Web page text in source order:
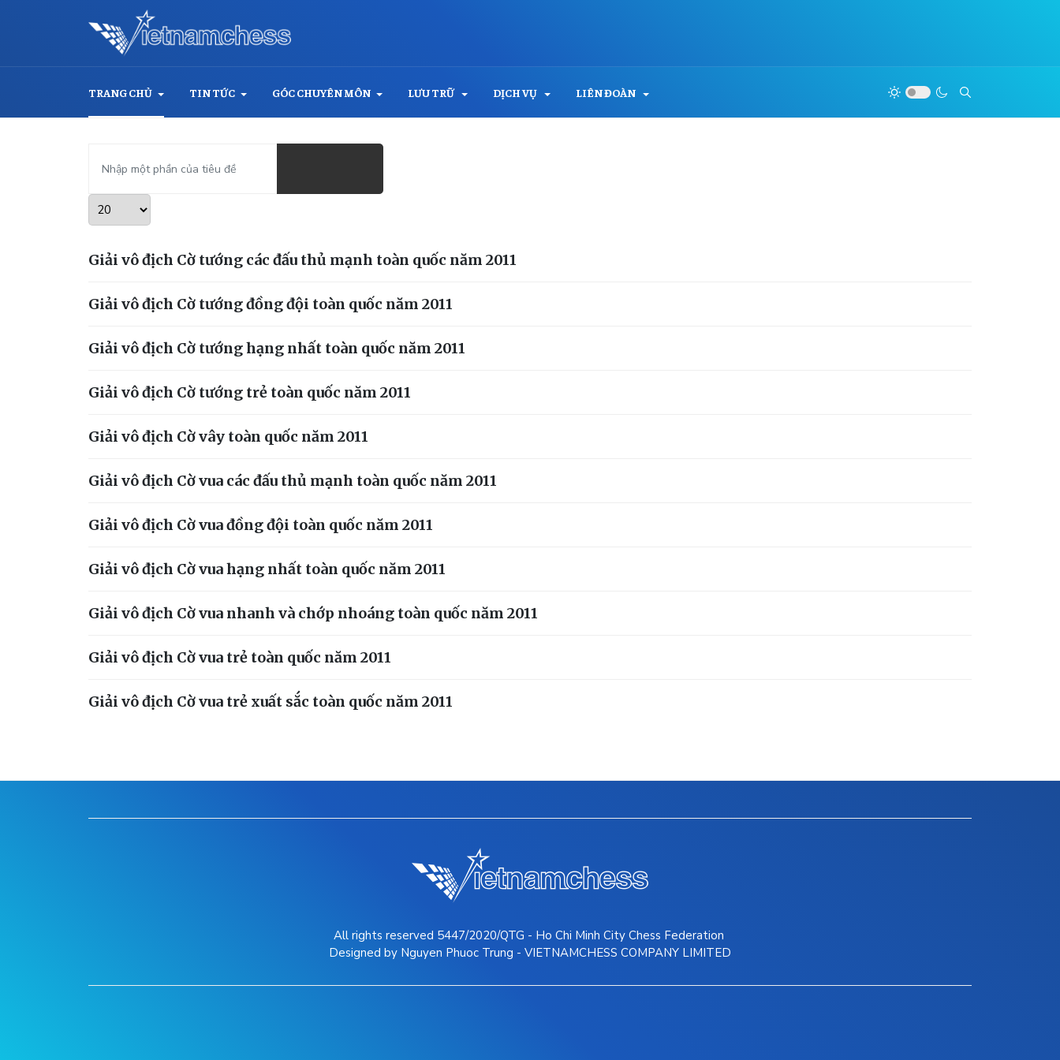
TRANG CHỦ TIN TỨC GÓC CHUYÊN MÔN LƯU TRỮ DỊCH VỤ LIÊN ĐOÀN
Hiển thị #
Giải vô địch Cờ tướng các đấu thủ mạnh toàn quốc năm 2011
Giải vô địch Cờ tướng đồng đội toàn quốc năm 2011
Giải vô địch Cờ tướng hạng nhất toàn quốc năm 2011
Giải vô địch Cờ tướng trẻ toàn quốc năm 2011
Giải vô địch Cờ vây toàn quốc năm 2011
Giải vô địch Cờ vua các đấu thủ mạnh toàn quốc năm 2011
Giải vô địch Cờ vua đồng đội toàn quốc năm 2011
Giải vô địch Cờ vua hạng nhất toàn quốc năm 2011
Giải vô địch Cờ vua nhanh và chớp nhoáng toàn quốc năm 2011
Giải vô địch Cờ vua trẻ toàn quốc năm 2011
Giải vô địch Cờ vua trẻ xuất sắc toàn quốc năm 2011
All rights reserved 5447/2020/QTG - Ho Chi Minh City Chess Federation
Designed by Nguyen Phuoc Trung - VIETNAMCHESS COMPANY LIMITED